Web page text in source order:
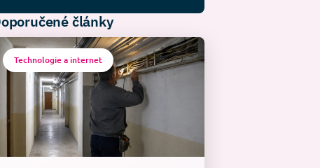
články
Technologie a internet